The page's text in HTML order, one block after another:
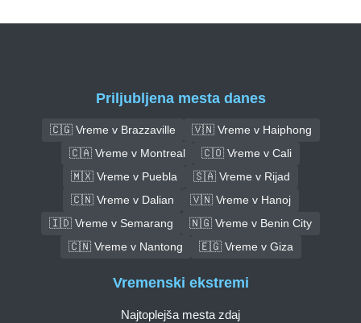
Priljubljena mesta danes
🇨🇬 Vreme v Brazzaville
🇻🇳 Vreme v Haiphong
🇨🇦 Vreme v Montreal
🇨🇴 Vreme v Cali
🇲🇽 Vreme v Puebla
🇸🇦 Vreme v Rijad
🇨🇳 Vreme v Dalian
🇻🇳 Vreme v Hanoj
🇮🇩 Vreme v Semarang
🇳🇬 Vreme v Benin City
🇨🇳 Vreme v Nantong
🇪🇬 Vreme v Giza
Vremenski ekstremi
Najtoplejša mesta zdaj